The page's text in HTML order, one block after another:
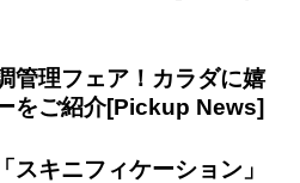
管理フェア！カラダに嬉
をご紹介
スキニフィケーション」